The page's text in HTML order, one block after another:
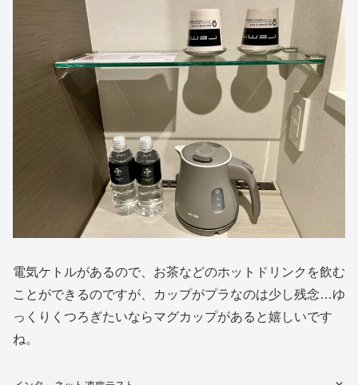
電気ケトルがあるので、お茶などのホットドリンクを飲む
ことができるのですが、カップがプラなのは少し残念…ゆ
っくりくつろぎたいならマグカップがあると嬉しいです
ね。